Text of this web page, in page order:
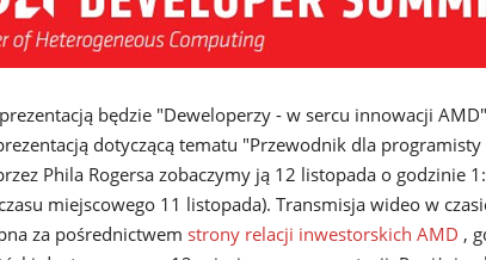
będzie "Deweloperzy - w sercu innowacji
dotyczącą tematu "Przewodnik dla
Phila Rogersa zobaczymy ją 12 listopada o godzinie
miejscowego 11 listopada). Transmisja wideo w
za pośrednictwem strony relacji inwestorskich AMD ,